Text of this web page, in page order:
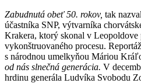
Zabudnutá obeť 50. rokov, tak
účastníka SNP, výtvarníka
Krakera, ktorý skonal v Leopoldove
vykonštruovaného procesu.
s národnou umelkyňou Máriou
od nás slnečná generácia. V
hrdinu generála Ludvíka Svobodu